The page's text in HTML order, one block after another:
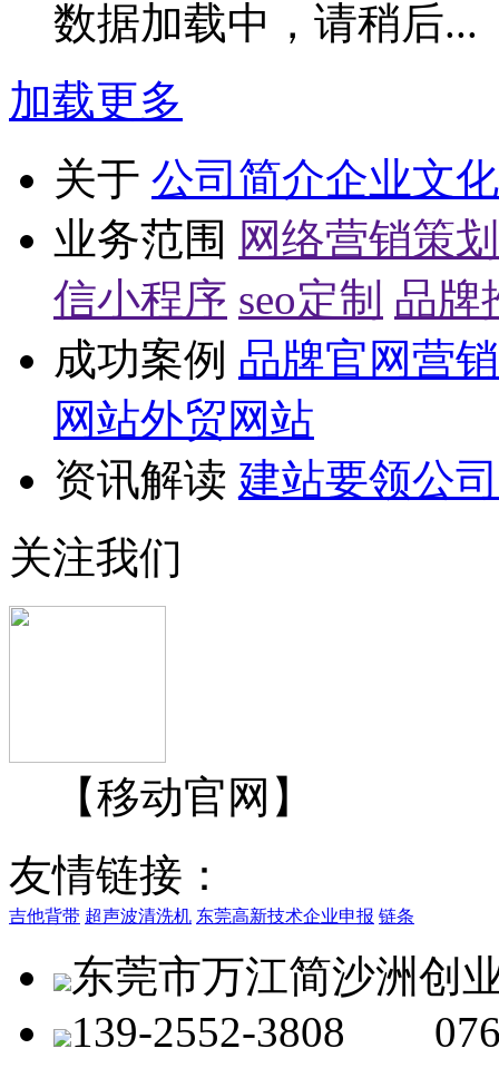
数据加载中，请稍后...
加载更多
关于 公司简介企业文化
业务范围 网络营销策划
信小程序 seo定制 品牌
成功案例 品牌官网营
网站外贸网站
资讯解读 建站要领公
关注我们
【移动官网】
友情链接：
吉他背带 超声波清洗机 东莞高新技术企业申报 链条
东莞市万江简沙洲创
139-2552-3808